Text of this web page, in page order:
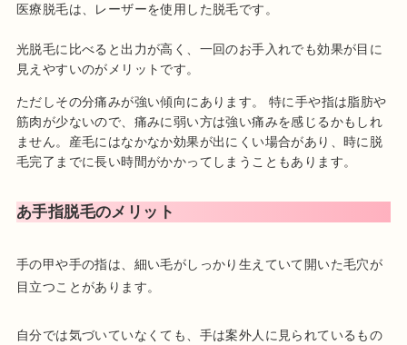
医療脱毛は、レーザーを使用した脱毛です。
光脱毛に比べると出力が高く、一回のお手入れでも効果が目に
見えやすいのがメリットです。
ただしその分痛みが強い傾向にあります。 特に手や指は脂肪や
筋肉が少ないので、痛みに弱い方は強い痛みを感じるかもしれ
ません。産毛にはなかなか効果が出にくい場合があり、時に脱
毛完了までに長い時間がかかってしまうこともあります。
あ手指脱毛のメリット
手の甲や手の指は、細い毛がしっかり生えていて開いた毛穴が
目立つことがあります。
自分では気づいていなくても、手は案外人に見られているもの